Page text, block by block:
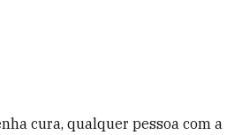
cura, qualquer pessoa com a